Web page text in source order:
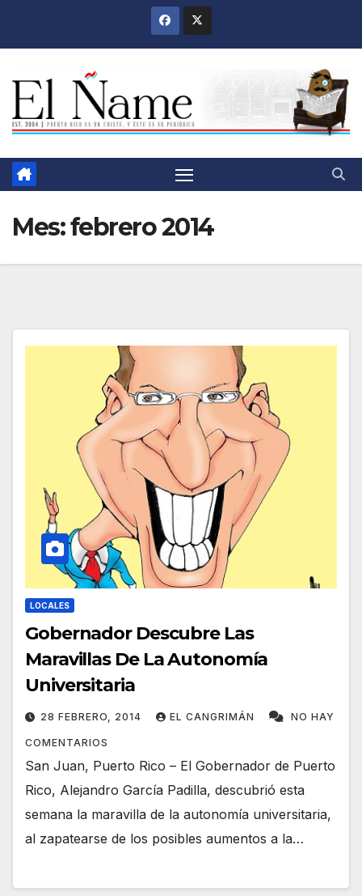
Mes:febrero 2014
LOCALES
Gobernador Descubre Las
Maravillas De La Autonomía
Universitaria
28 FEBRERO, 2014 EL CANGRIMÁN NO HAY
COMENTARIOS
San Juan, Puerto Rico – El Gobernador de Puerto
Rico, Alejandro García Padilla, descubrió esta
semana la maravilla de la autonomía universitaria,
al zapatearse de los posibles aumentos a la…